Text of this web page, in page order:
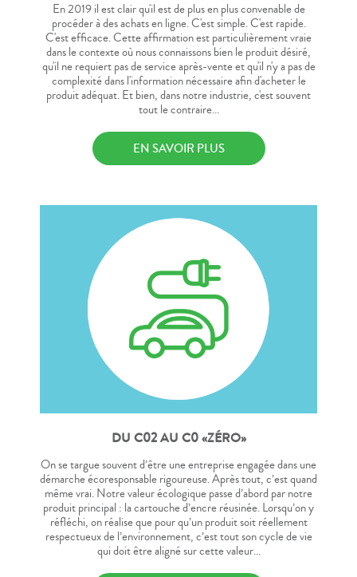
En 2019 il est clair qu'il est de plus en plus convenable de
procéder à des achats en ligne. C'est simple. C'est rapide.
C'est efficace. Cette affirmation est particulièrement vraie
dans le contexte où nous connaissons bien le produit désiré,
qu'il ne requiert pas de service après-vente et qu'il n'y a pas de
complexité dans l'information nécessaire afin d'acheter le
produit adéquat. Et bien, dans notre industrie, c'est souvent
tout le contraire...
EN SAVOIR PLUS
DU C02 AU C0 «ZÉRO»
On se targue souvent d’être une entreprise engagée dans une
démarche écoresponsable rigoureuse. Après tout, c’est quand
même vrai. Notre valeur écologique passe d’abord par notre
produit principal : la cartouche d’encre réusinée. Lorsqu’on y
réfléchi, on réalise que pour qu’un produit soit réellement
respectueux de l’environnement, c’est tout son cycle de vie
qui doit être aligné sur cette valeur...